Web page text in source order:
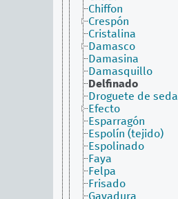
Chiffon
Crespón
Cristalina
Damasco
Damasina
Damasquillo
Delfinado
Droguete de seda
Efecto
Esparragón
Espolín (tejido)
Espolinado
Faya
Felpa
Frisado
Gayadura